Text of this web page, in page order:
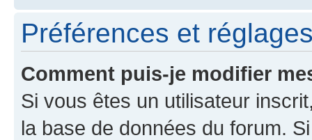
Préférences et
Comment puis-je modifier
Si vous êtes un utilisateur
la base de données du forum.